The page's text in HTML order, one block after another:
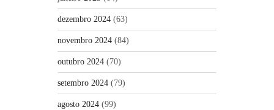
dezembro 2024 (63)
novembro 2024 (84)
outubro 2024 (70)
setembro 2024 (79)
agosto 2024 (99)